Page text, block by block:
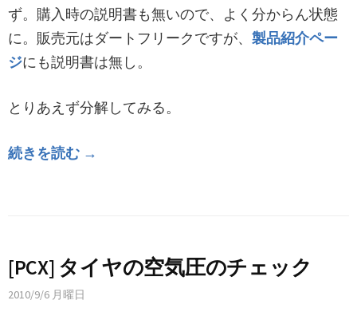
ず。購入時の説明書も無いので、よく分からん状態
に。販売元はダートフリークですが、 製品紹介ペー
ジにも説明書は無し。
とりあえず分解してみる。
続きを読む →
[PCX] タイヤの空気圧のチェック
2010/9/6 月曜日